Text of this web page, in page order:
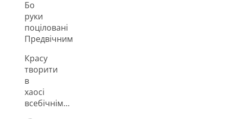
Бо
руки
поціловані
Предвічним
Красу
творити
в
хаосі
всебічнім…